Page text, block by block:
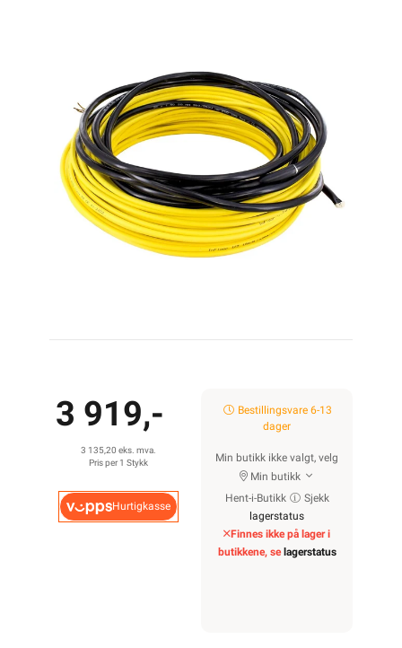
3 919,-
3 135,20 eks. mva.
Pris per 1 Stykk
Hurtigkasse
Bestillingsvare 6-13
dager
Min butikk ikke valgt, velg
Min butikk
Hent-i-Butikk
Sjekk
lagerstatus
Finnes ikke på lager i
butikkene, se lagerstatus